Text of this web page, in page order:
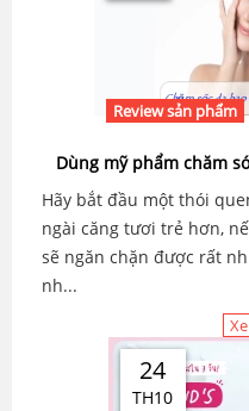
Review sản phẩm
Dùng mỹ phẩm chăm
Hãy bắt đầu một thói
ngài căng tươi trẻ hơn,
sẽ ngăn chặn được rất
nh...
24
TH10